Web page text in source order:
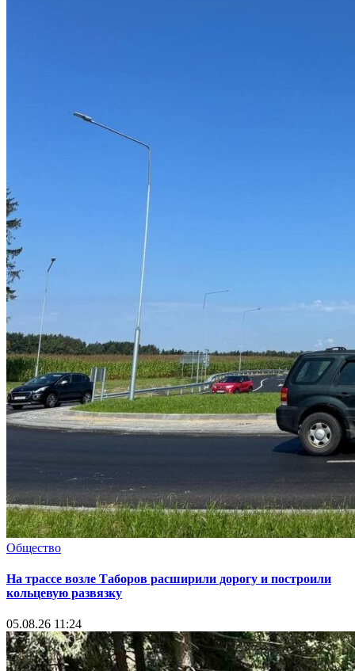
Общество
На трассе возле Таборов расширили дорогу и построили
кольцевую развязку
05.08.26 11:24